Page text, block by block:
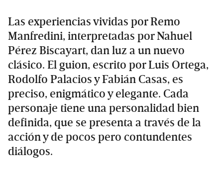
Las experiencias vividas por Remo
Manfredini, interpretadas por Nahuel
Pérez Biscayart, dan luz a un nuevo
clásico. El guion, escrito por Luis Ortega,
Rodolfo Palacios y Fabián Casas, es
preciso, enigmático y elegante. Cada
personaje tiene una personalidad bien
definida, que se presenta a través de la
acción y de pocos pero contundentes
diálogos.